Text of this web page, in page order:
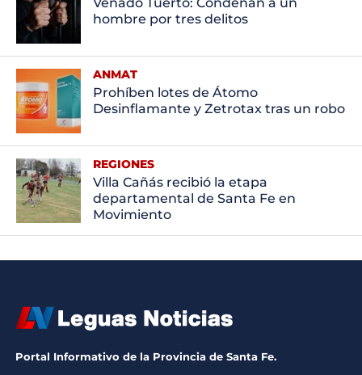
hombre por tres delitos
ANMAT
Prohíben lotes de Átomo
Desinflamante y Zetrotax tras un robo
REGIONES
Villa Cañás recibió la etapa
departamental de Santa Fe en
Movimiento
Portal Informativo de la Provincia de Santa Fe.